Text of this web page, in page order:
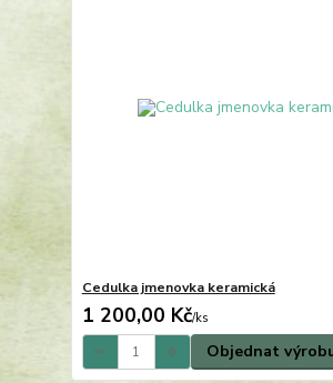
Cedulka jmenovka keramická
1 200,00 Kč/ks
Objednat